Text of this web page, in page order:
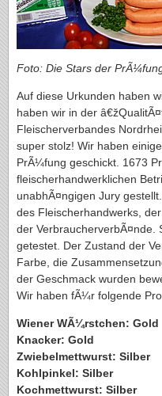
Foto: Die Stars der
Auf diese Urkunden haben
haben wir in der
Fleischerverbandes
super stolz! Wir haben
PrÃ¼fung geschickt. 1673
fleischerhandwerklichen
unabhÃ¤ngigen Jury
des Fleischerhandwerks,
der VerbraucherverbÃ¤nde.
getestet. Der Zustand der
Farbe, die
der Geschmack wurden
Wir haben fÃ¼r folgende
Wiener WÃ¼rstchen: Gold
Knacker: Gold
Zwiebelmettwurst: Silber
Kohlpinkel: Silber
Kochmettwurst: Silber